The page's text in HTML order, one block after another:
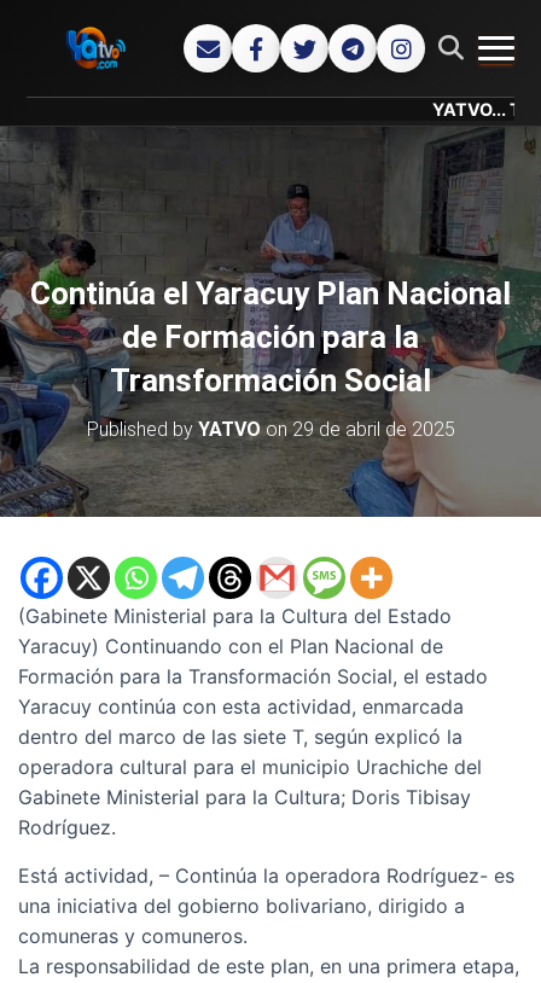
YATVO... Tu
Continúa el Yaracuy Plan Nacional
de Formación para la
Transformación Social
Published by YATVOon29 de abril de 2025
(Gabinete Ministerial para la Cultura del Estado
Yaracuy) Continuando con el Plan Nacional de
Formación para la Transformación Social, el estado
Yaracuy continúa con esta actividad, enmarcada
dentro del marco de las siete T, según explicó la
operadora cultural para el municipio Urachiche del
Gabinete Ministerial para la Cultura; Doris Tibisay
Rodríguez.
Está actividad, – Continúa la operadora Rodríguez- es
una iniciativa del gobierno bolivariano, dirigido a
comuneras y comuneros.
La responsabilidad de este plan, en una primera etapa,